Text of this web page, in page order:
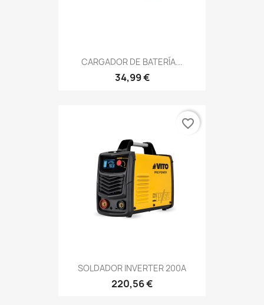
CARGADOR DE BATERÍA...
34,99 €
SOLDADOR INVERTER 200A
220,56 €
favorite_border